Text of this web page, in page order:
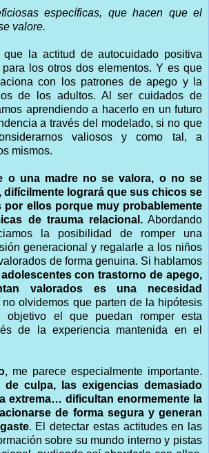
específicas, que hacen que el
valore.
que la actitud de autocuidado positiva
los otros dos elementos. Y es que
con los patrones de apego y la
de los adultos. Al ser cuidados de
aprendiendo a hacerlo en un futuro
a través del modelado, si no que
valiosos y como tal, a
mismos.
o una madre no se valora, o no se
difícilmente logrará que sus chicos se
por ellos porque muy probablemente
de trauma relacional.Abordando
la posibilidad de romper una
generacional y regalarle a los niños
de forma genuina. Si hablamos
con trastorno de apego,
valorados es una necesidad
no olvidemos que parten de la hipótesis
el que puedan romper esta
de la experiencia mantenida en el
, me parece especialmente importante.
de culpa, las exigencias demasiado
extrema… dificultan enormemente la
de forma segura y generan
. El detectar estas actitudes en las
sobre su mundo interno y pistas